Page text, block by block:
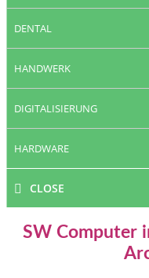
DENTAL
HANDWERK
DIGITALISIERUNG
HARDWARE
CLOSE
SW Computer